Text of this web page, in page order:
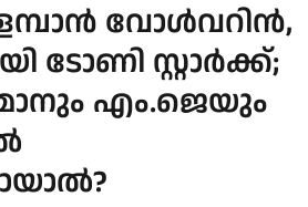
വോൾവറിൻ,
ടോണി സ്റ്റാർക്ക്;
എം.ജെയും